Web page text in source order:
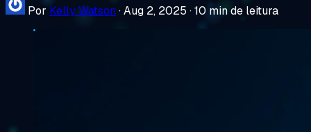
Por Kelly Watson ·Aug 2, 2025 ·10 min de leitura